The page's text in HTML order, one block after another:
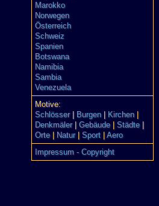
Marokko
Norwegen
Österreich
Schweiz
Spanien
Botswana
Namibia
Sambia
Venezuela
Motive:
Schlösser| Burgen| Kirchen|
Denkmäler| Gebäude| Städte|
Orte| Natur| Sport| Aero
Impressum - Copyright